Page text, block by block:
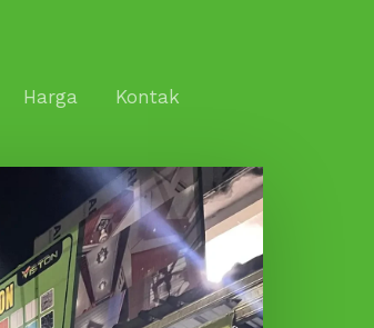
Harga Kontak